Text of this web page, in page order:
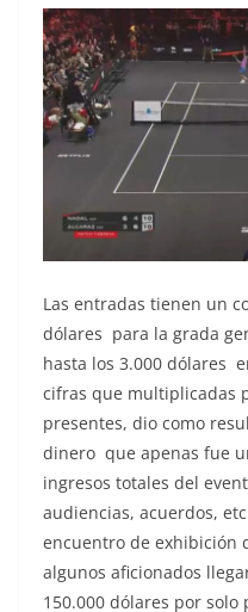
Las entradas tienen un
dólares para la grada
hasta los 3.000 dólares
cifras que multiplicadas
presentes, dio como
dinero que apenas fue
ingresos totales del
audiencias, acuerdos,
encuentro de exhibición
algunos aficionados
150.000 dólares por